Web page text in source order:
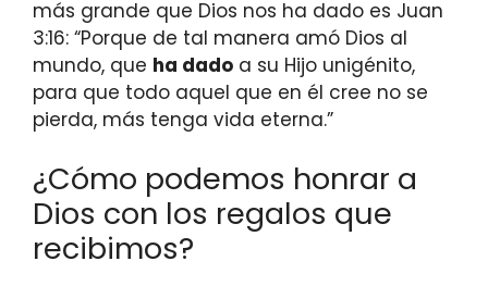
más grande que Dios nos ha dado es Juan
3:16: “Porque de tal manera amó Dios al
mundo, que ha dado a su Hijo unigénito,
para que todo aquel que en él cree no se
pierda, más tenga vida eterna.”
¿Cómo podemos honrar a
Dios con los regalos que
recibimos?